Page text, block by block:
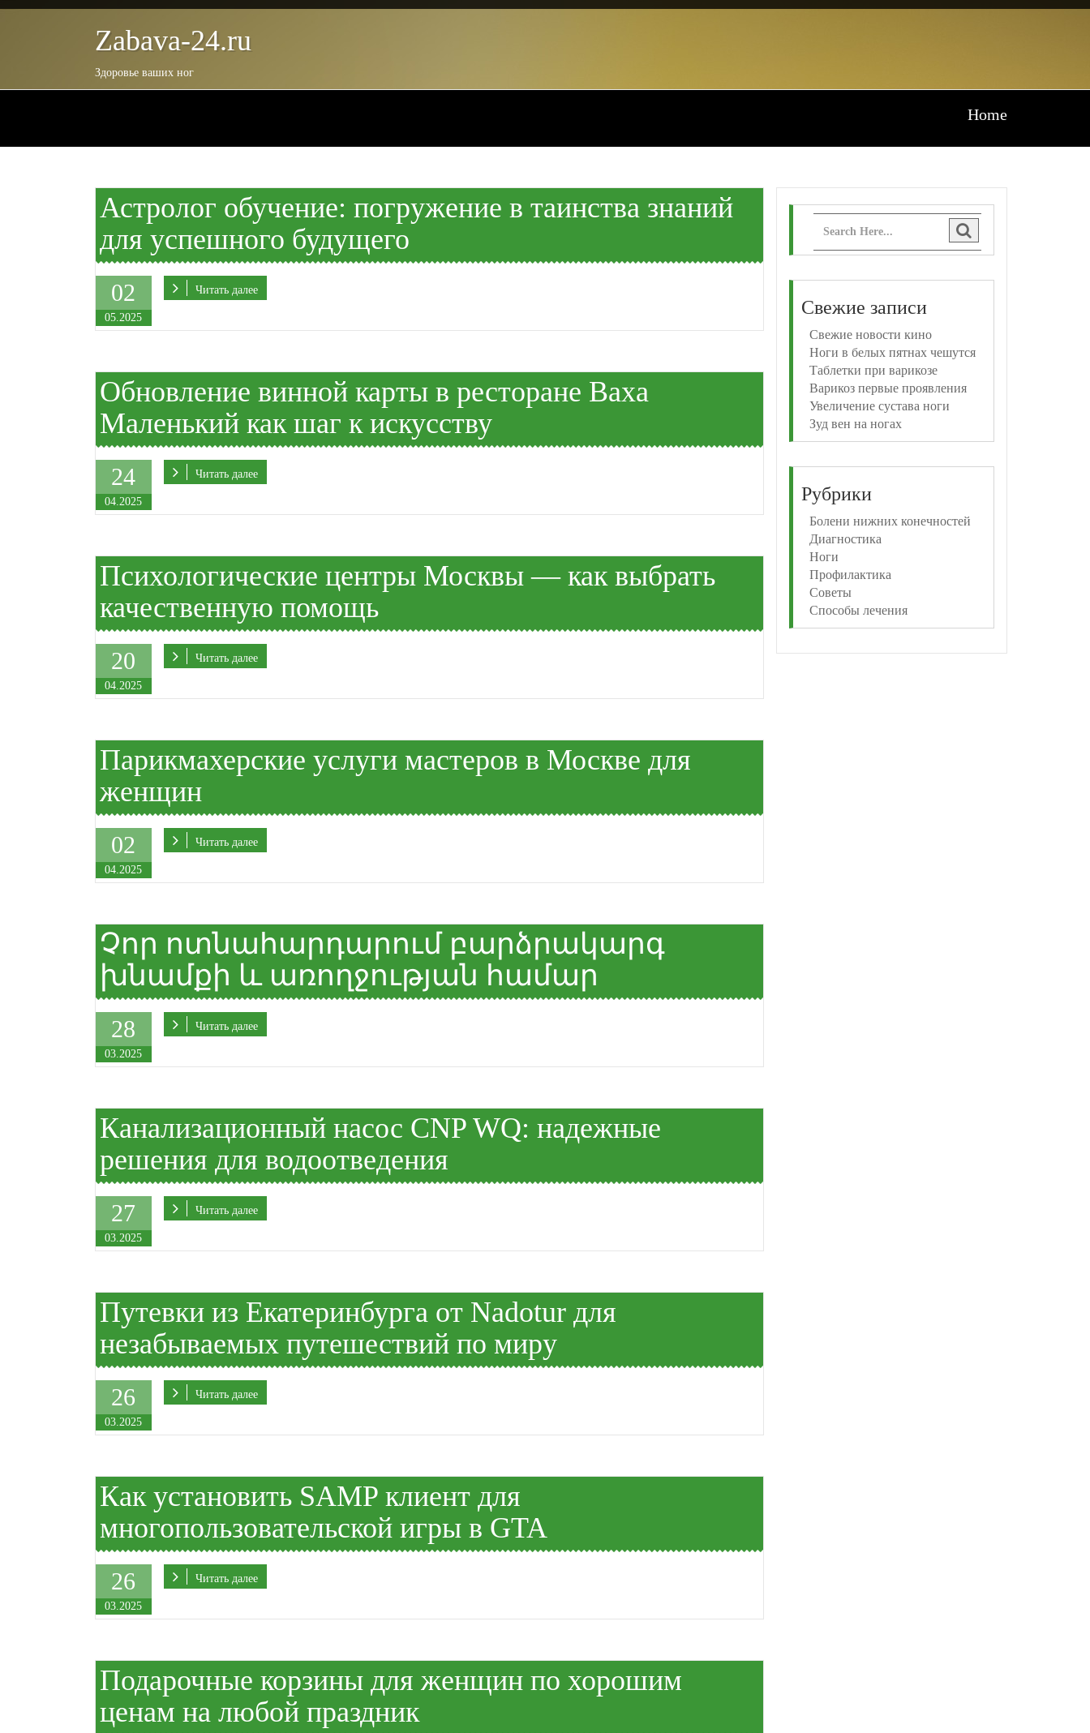
Zabava-24.ru
Здоровье ваших ног
Home
Астролог обучение: погружение в таинства знаний
для успешного будущего
02
05.2025
Читать далее
Обновление винной карты в ресторане Ваха
Маленький как шаг к искусству
24
04.2025
Читать далее
Психологические центры Москвы — как выбрать
качественную помощь
20
04.2025
Читать далее
Парикмахерские услуги мастеров в Москве для
женщин
02
04.2025
Читать далее
Չոր ոտնահարդարում բարձրակարգ
խնամքի և առողջության համար
28
03.2025
Читать далее
Канализационный насос CNP WQ: надежные
решения для водоотведения
27
03.2025
Читать далее
Путевки из Екатеринбурга от Nadotur для
незабываемых путешествий по миру
26
03.2025
Читать далее
Как установить SAMP клиент для
многопользовательской игры в GTA
26
03.2025
Читать далее
Подарочные корзины для женщин по хорошим
ценам на любой праздник
Свежие записи
Свежие новости кино
Ноги в белых пятнах чешутся
Таблетки при варикозе
Варикоз первые проявления
Увеличение сустава ноги
Зуд вен на ногах
Рубрики
Болени нижних конечностей
Диагностика
Ноги
Профилактика
Советы
Способы лечения